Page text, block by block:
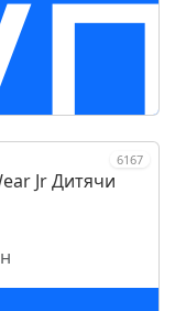
6167
Jr Дитячи